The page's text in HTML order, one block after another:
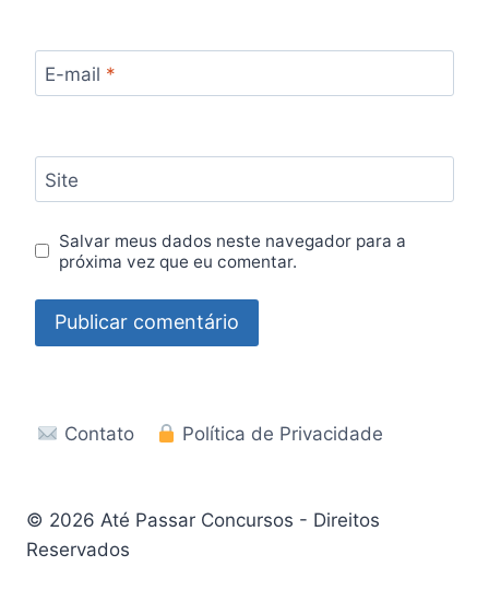
E-mail *
Site
Salvar meus dados neste navegador para a
próxima vez que eu comentar.
Contato Política de Privacidade
© 2026 Até Passar Concursos - Direitos
Reservados